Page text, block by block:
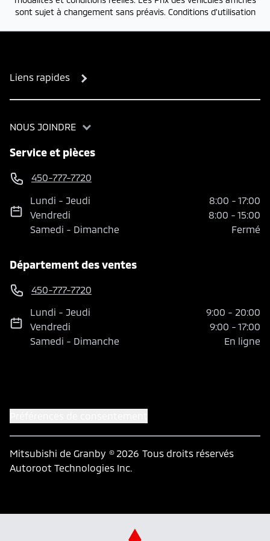
sont sujet à changement sans préavis. Conditions d'utilisation
Liens rapides
NOUS JOINDRE
Service et pièces
450-777-7720
Lundi - Jeudi 8:00 - 17:00
Vendredi
8:00 - 15:00
Samedi - Dimanche Fermé
Département des ventes
450-777-7720
Lundi -Jeudi 9:00 - 20:00
Vendredi
9:00 - 17:00
Samedi - Dimanche En ligne
Mitsubishi de Granby © 2026 Tous droits réservés
Autoroot Technologies Inc.